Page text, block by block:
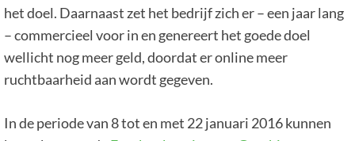
het doel. Daarnaast zet het bedrijf zich er – een jaar lang
– commercieel voor in en genereert het goede doel
wellicht nog meer geld, doordat er online meer
ruchtbaarheid aan wordt gegeven.
In de periode van 8 tot en met 22 januari 2016 kunnen